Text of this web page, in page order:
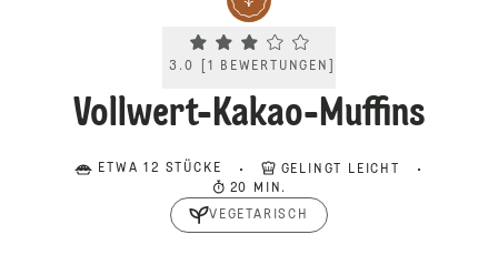
Current rating 3.0. Click to rate.
3.0 1 BEWERTUNGEN
Vollwert-Kakao-Muffins
ETWA 12 STÜCKE
GELINGT LEICHT
20 MIN.
VEGETARISCH